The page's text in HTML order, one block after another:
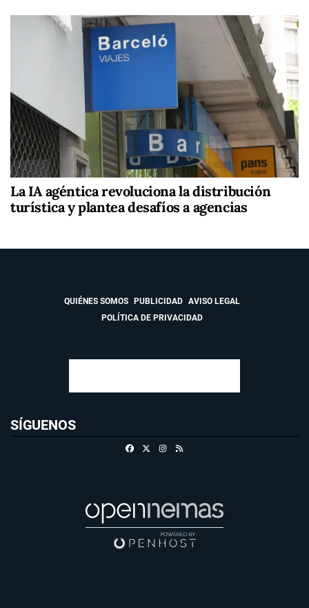
La IA agéntica revoluciona la distribución
turística y plantea desafíos a agencias
QUIÉNES SOMOS PUBLICIDAD
AVISO LEGAL
POLÍTICA DE PRIVACIDAD
SÍGUENOS
FacebookInstagram